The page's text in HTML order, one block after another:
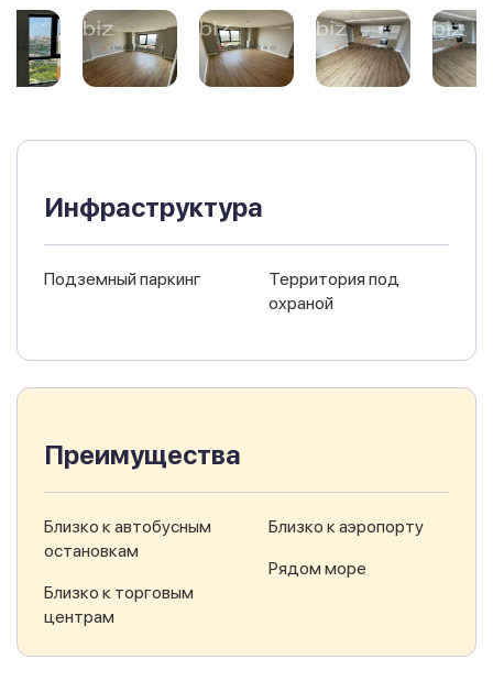
Инфраструктура
Подземный паркинг
Территория под
охраной
Преимущества
Близко к автобусным
остановкам
Близко к торговым
центрам
Близко к аэропорту
Рядом море